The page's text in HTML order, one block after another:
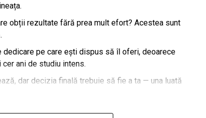
obții rezultate fără prea mult efort? Acestea sunt
dedicare pe care ești dispus să îl oferi, deoarece
ani de studiu intens.
dar decizia finală trebuie să fie a ta — una luată
următorul pas este să explorezi